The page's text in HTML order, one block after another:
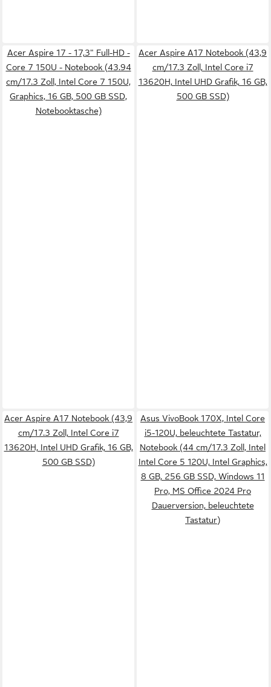
Acer Aspire 17 - 17,3" Full-HD -
Core 7 150U - Notebook (43.94
cm/17.3 Zoll, Intel Core 7 150U,
Graphics, 16 GB, 500 GB SSD,
Notebooktasche)
Acer Aspire A17 Notebook (43,9
cm/17.3 Zoll, Intel Core i7
13620H, Intel UHD Grafik, 16 GB,
500 GB SSD)
Acer Aspire A17 Notebook (43,9
cm/17.3 Zoll, Intel Core i7
13620H, Intel UHD Grafik, 16 GB,
500 GB SSD)
Asus VivoBook 170X, Intel Core
i5-120U, beleuchtete Tastatur,
Notebook (44 cm/17.3 Zoll, Intel
Intel Core 5 120U, Intel Graphics,
8 GB, 256 GB SSD, Windows 11
Pro, MS Office 2024 Pro
Dauerversion, beleuchtete
Tastatur)